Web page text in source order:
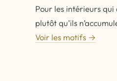
Pour les intérieurs qui
plutôt qu’ils
Voir les motifs →